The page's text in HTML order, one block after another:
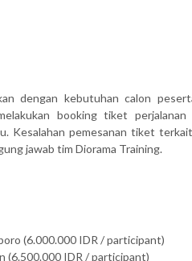
dengan kebutuhan calon
booking tiket
Kesalahan pemesanan tiket
jawab tim Diorama Training.
(6.000.000 IDR / participant)
(6.500.000 IDR / participant)